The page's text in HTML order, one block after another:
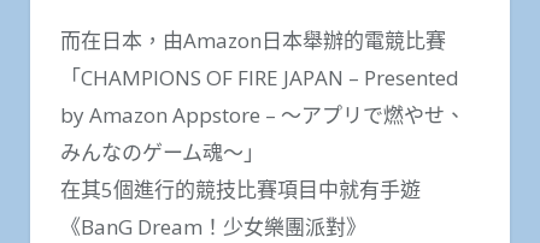
而在日本，由Amazon日本舉辦的電競比賽
「CHAMPIONS OF FIRE JAPAN – Presented
by Amazon Appstore – ～アプリで燃やせ、
みんなのゲーム魂～」
在其5個進行的競技比賽項目中就有手遊
《BanG Dream！少女樂團派對》​​​